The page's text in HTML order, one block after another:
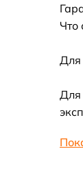
Что
Для
Для